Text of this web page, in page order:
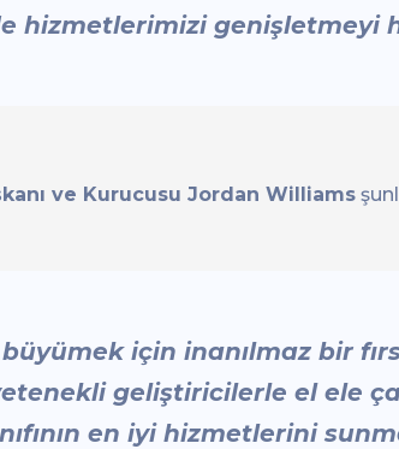
hizmetlerimizi genişletmeyi
ve Kurucusu Jordan Williams
için inanılmaz bir
geliştiricilerle el ele
en iyi hizmetlerini